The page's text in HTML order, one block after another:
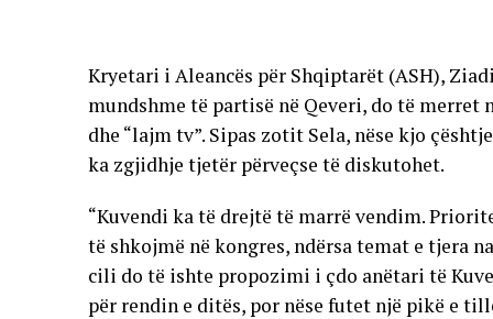
Kryetari i Aleancës për Shqiptarët (ASH),
mundshme të partisë në Qeveri, do të merret
dhe “lajm tv”. Sipas zotit Sela, nëse kjo
ka zgjidhje tjetër përveçse të diskutohet.
“Kuvendi ka të drejtë të marrë vendim.
të shkojmë në kongres, ndërsa temat e tjera
cili do të ishte propozimi i çdo anëtari të
për rendin e ditës, por nëse futet një pikë e